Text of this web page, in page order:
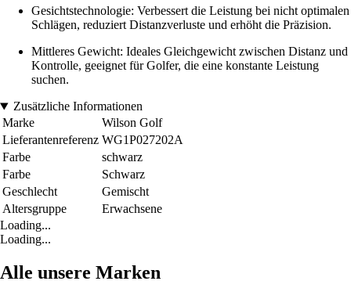
Gesichtstechnologie: Verbessert die Leistung bei nicht optimalen
Schlägen, reduziert Distanzverluste und erhöht die Präzision.
Mittleres Gewicht: Ideales Gleichgewicht zwischen Distanz und
Kontrolle, geeignet für Golfer, die eine konstante Leistung
suchen.
Zusätzliche Informationen
Marke
Wilson Golf
Lieferantenreferenz WG1P027202A
Farbe
schwarz
Farbe
Schwarz
Geschlecht
Gemischt
Altersgruppe
Erwachsene
Loading...
Loading...
Alle unsere Marken